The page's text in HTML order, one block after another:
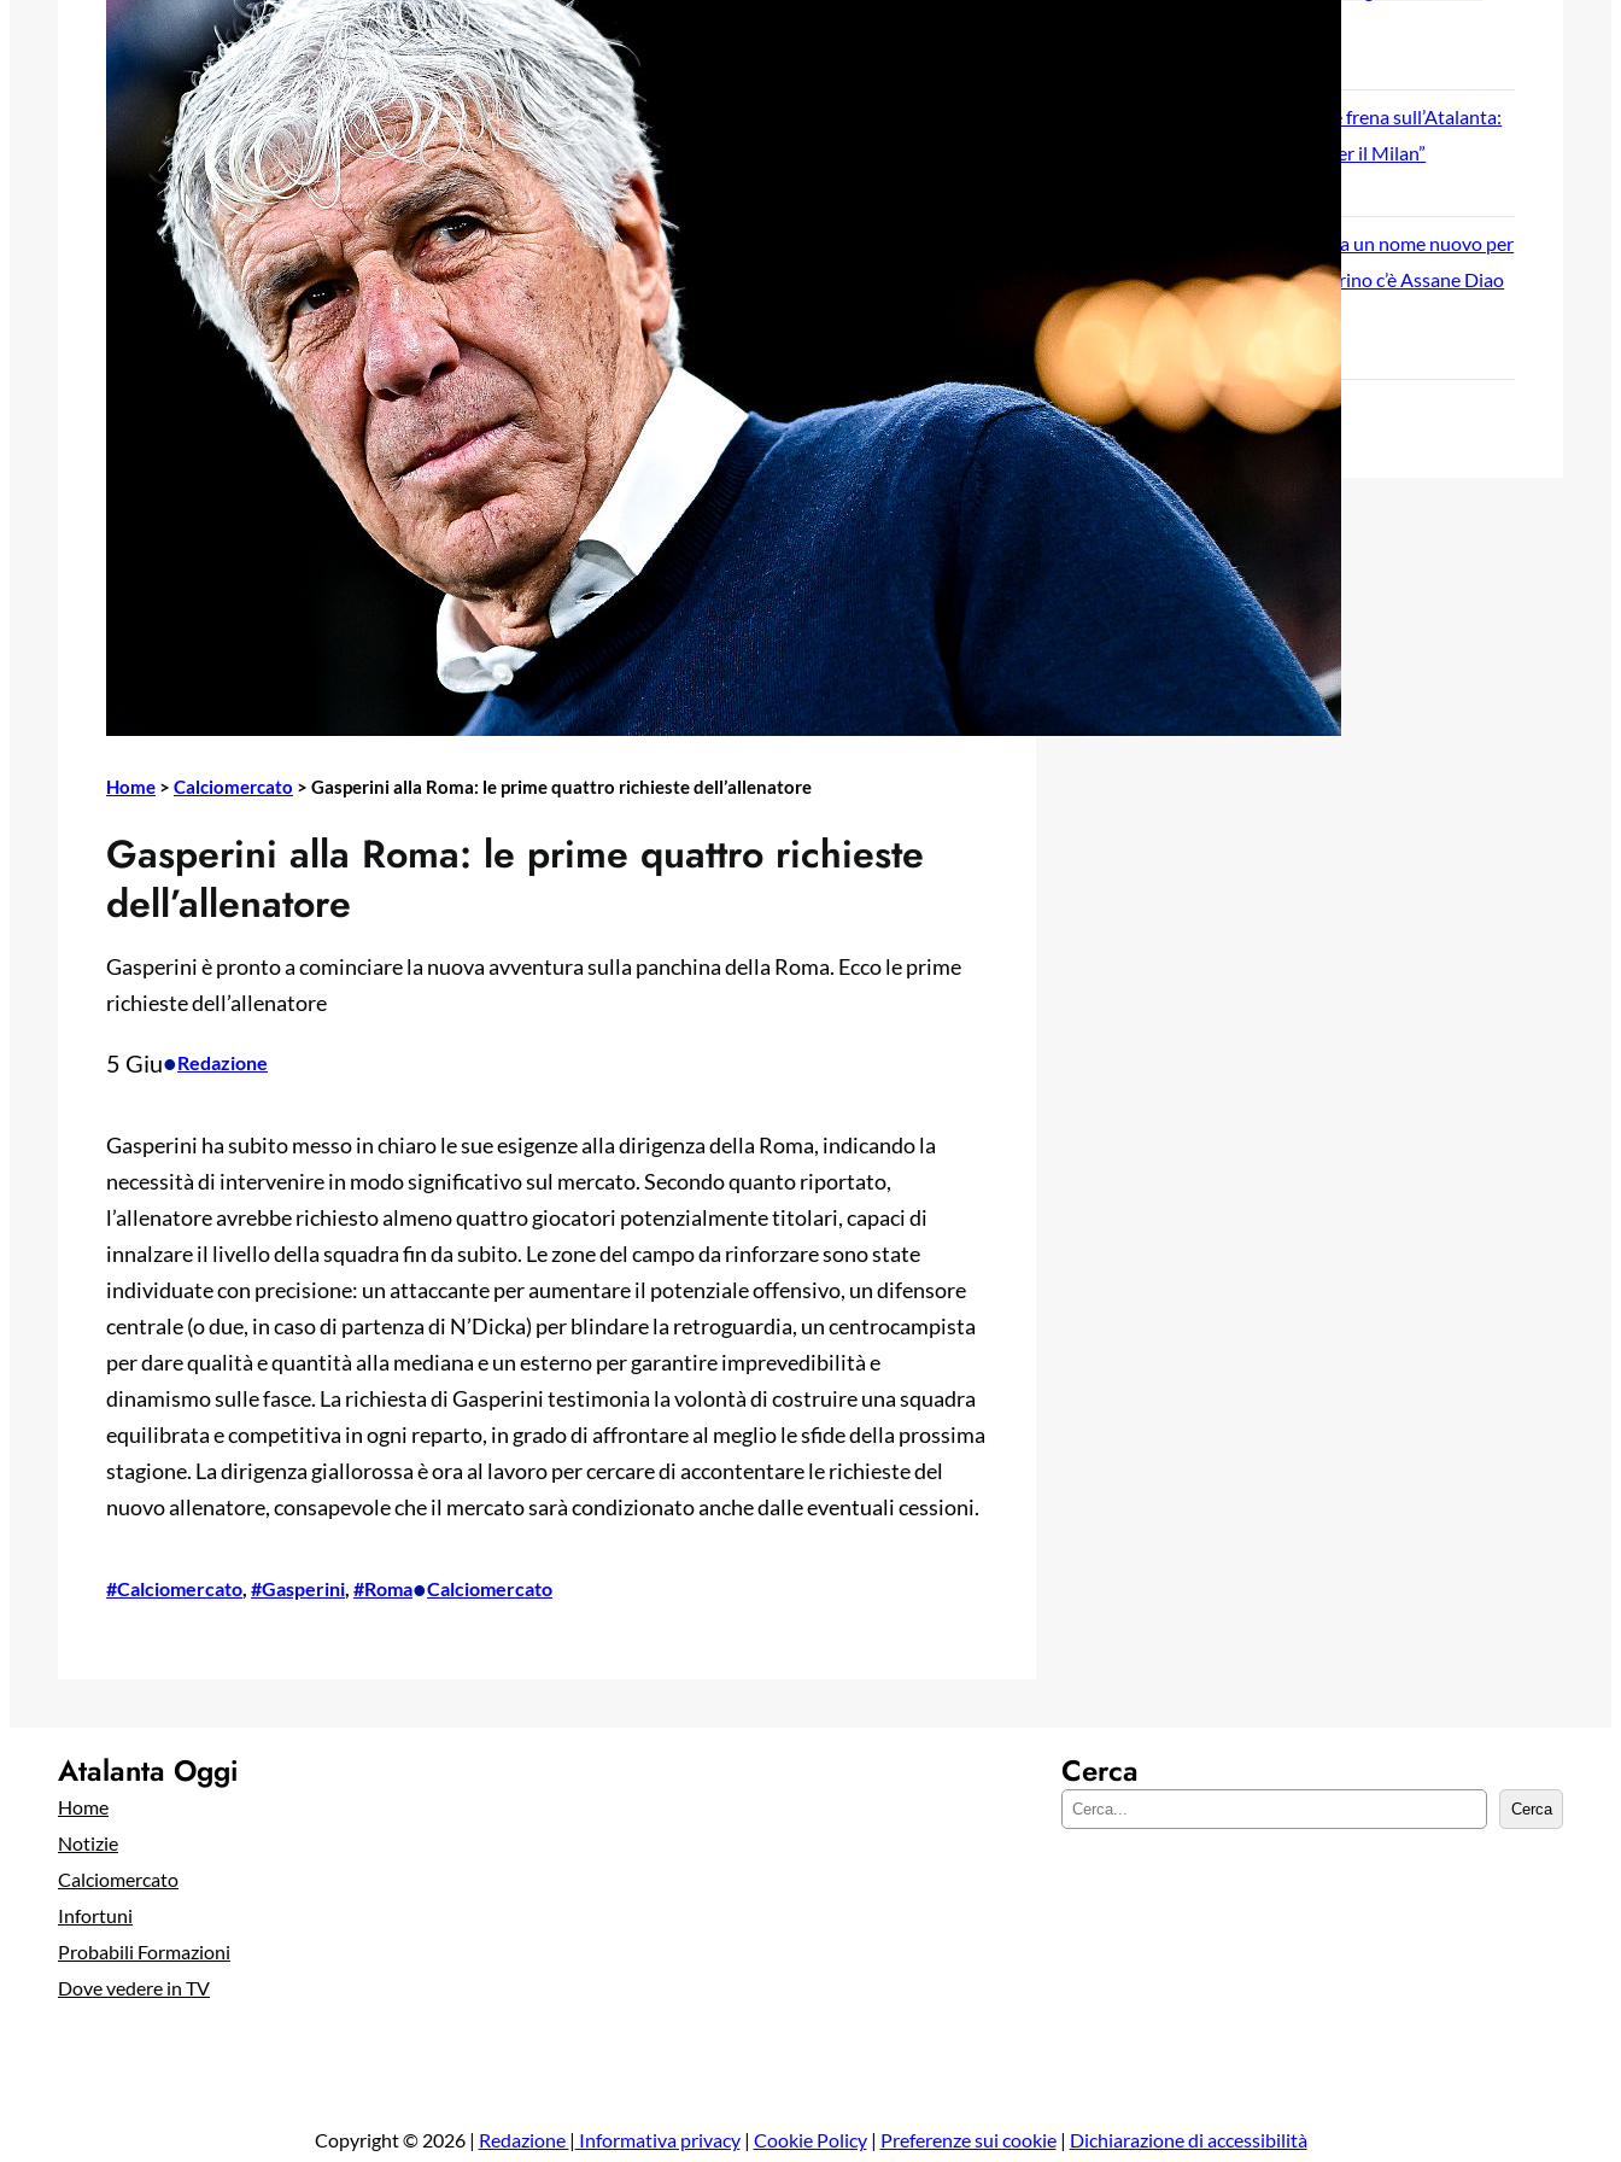
Home > Calciomercato > Gasperini alla Roma: le prime quattro richieste dell’allenatore
Gasperini alla Roma: le prime quattro richieste
dell’allenatore
Gasperini è pronto a cominciare la nuova avventura sulla panchina della Roma. Ecco le prime
richieste dell’allenatore
5 Giu•Redazione
Gasperini ha subito messo in chiaro le sue esigenze alla dirigenza della Roma, indicando la
necessità di intervenire in modo significativo sul mercato. Secondo quanto riportato,
l’allenatore avrebbe richiesto almeno quattro giocatori potenzialmente titolari, capaci di
innalzare il livello della squadra fin da subito. Le zone del campo da rinforzare sono state
individuate con precisione: un attaccante per aumentare il potenziale offensivo, un difensore
centrale (o due, in caso di partenza di N’Dicka) per blindare la retroguardia, un centrocampista
per dare qualità e quantità alla mediana e un esterno per garantire imprevedibilità e
dinamismo sulle fasce. La richiesta di Gasperini testimonia la volontà di costruire una squadra
equilibrata e competitiva in ogni reparto, in grado di affrontare al meglio le sfide della prossima
stagione. La dirigenza giallorossa è ora al lavoro per cercare di accontentare le richieste del
nuovo allenatore, consapevole che il mercato sarà condizionato anche dalle eventuali cessioni.
#Calciomercato, #Gasperini, #Roma•Calciomercato
Jashari, l’agente frena sull’Atalanta:
“Ha le qualità per il Milan”
Atalanta, spunta un nome nuovo per
l’attacco: nel mirino c’è Assane Diao
del Como
Atalanta Oggi
Home
Notizie
Calciomercato
Infortuni
Probabili Formazioni
Dove vedere in TV
Cerca
C
Cerca
Copyright © 2026 | Redazione | Informativa privacy| Cookie Policy| Preferenze sui cookie| Dichiarazione di accessibilità